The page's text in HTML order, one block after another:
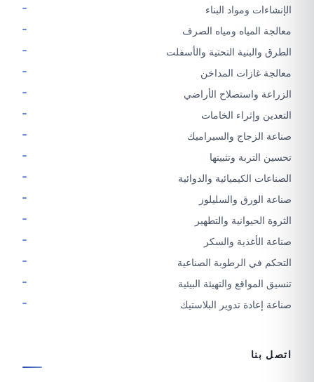
الإنشاءات ومواد البناء
معالجة المياه ومياه الصرف
الطرق والبنية التحتية والأسفلت
معالجة غازات المداخن
الزراعة واستصلاح الأراضي
التعدين وإثراء الخامات
صناعة الزجاج والسيراميك
تحسين التربة وتثبيتها
الصناعات الكيميائية والدوائية
صناعة الورق والسليلوز
الثروة الحيوانية والتطهير
صناعة الأغذية والسكر
التحكم في الرطوبة الصناعية
تنسيق المواقع والتهيئة البيئية
صناعة إعادة تدوير البلاستيك
اتصل بنا